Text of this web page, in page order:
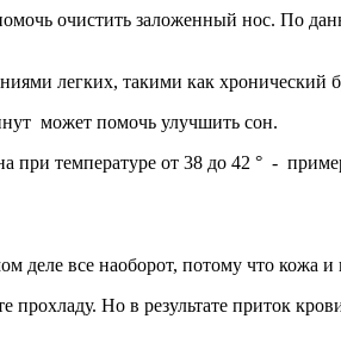
очистить заложенный нос. По
легких, такими как хронический
может помочь улучшить сон.
при температуре от 38 до 42 ° -
все наоборот, потому что кожа и
Но в результате приток